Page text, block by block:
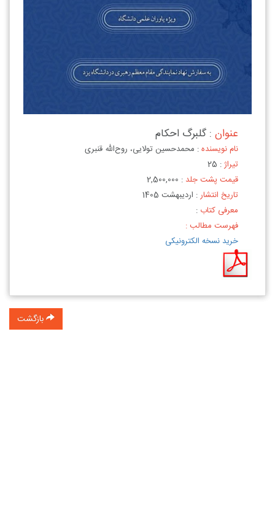
عنوان : گلبرگ احکام
نام نویسنده: محمدحسین تولایی، روح‌الله قنبری
تیراژ: 25
قیمت پشت جلد : 2,500,000
تاریخ انتشار: اردیبهشت 1405
معرفی کتاب :
فهرست مطالب :
خرید نسخه الکترونیکی
بازگشت